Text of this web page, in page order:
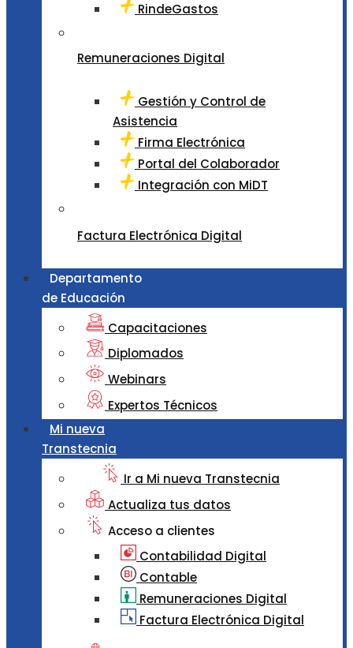
RindeGastos
Remuneraciones Digital
Gestión y Control de
Asistencia
Firma Electrónica
Portal del Colaborador
Integración con MiDT
Factura Electrónica Digital
Departamento
de Educación
Capacitaciones
Diplomados
Webinars
Expertos Técnicos
Mi nueva
Transtecnia
Ir a Mi nueva Transtecnia
Actualiza tus datos
Acceso a clientes
Contabilidad Digital
Contable
Remuneraciones Digital
Factura Electrónica Digital